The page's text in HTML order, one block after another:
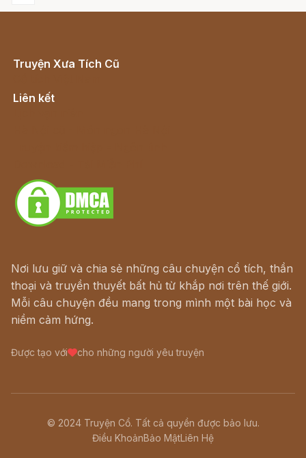
Truyện Xưa Tích Cũ
Liên kết
Nơi lưu giữ và chia sẻ những câu chuyện cổ tích, thần
thoại và truyền thuyết bất hủ từ khắp nơi trên thế giới.
Mỗi câu chuyện đều mang trong mình một bài học và
niềm cảm hứng.
Được tạo với cho những người yêu truyện
© 2024 Truyện Cổ. Tất cả quyền được bảo lưu.
Điều KhoảnBảo MậtLiên Hệ